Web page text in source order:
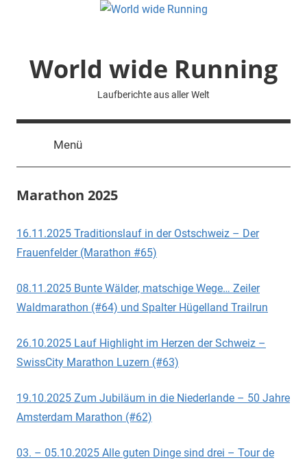
World wide Running
Laufberichte aus aller Welt
Menü
Marathon 2025
16.11.2025 Traditionslauf in der Ostschweiz – Der
Frauenfelder (Marathon #65)
08.11.2025 Bunte Wälder, matschige Wege… Zeiler
Waldmarathon (#64) und Spalter Hügelland Trailrun
26.10.2025 Lauf Highlight im Herzen der Schweiz –
SwissCity Marathon Luzern (#63)
19.10.2025 Zum Jubiläum in die Niederlande – 50 Jahre
Amsterdam Marathon (#62)
03. – 05.10.2025 Alle guten Dinge sind drei – Tour de